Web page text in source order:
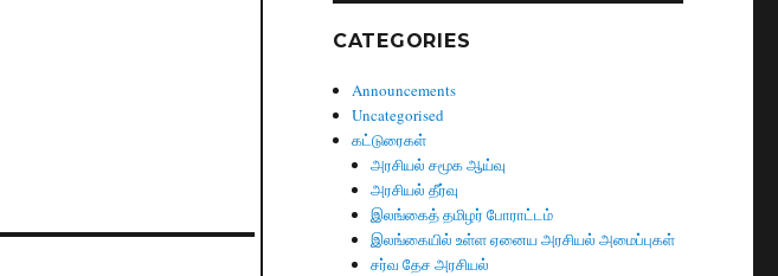
CATEGORIES
Announcements
Uncategorised
கட்டுரைகள்
அரசியல் சமூக ஆய்வு
அரசியல் தீர்வு
இலங்கைத் தமிழர் போராட்டம்
இலங்கையில் உள்ள ஏனைய அரசியல் அமைப்புகள்
சர்வ தேச அரசியல்